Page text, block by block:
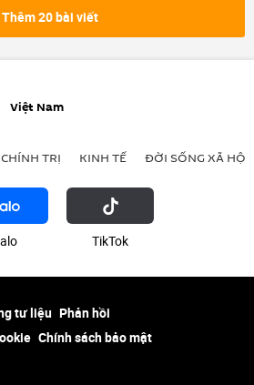
WB
Thêm 20 bài viết
Việt Nam
CHÍNH TRỊ KINH TẾ ĐỜI SỐNG XÃ HỘI
ТikТоk
tư liệu Phản hồi
Chính sách bảo mật